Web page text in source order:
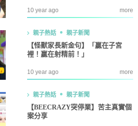
10 year ago more
親子熱話 親子新聞
【怪獸家長新金句】「贏在子宮
裡！贏在射精前！」
10 year ago more
親子熱話 親子新聞
【BEECRAZY突停業】苦主真實個
案分享